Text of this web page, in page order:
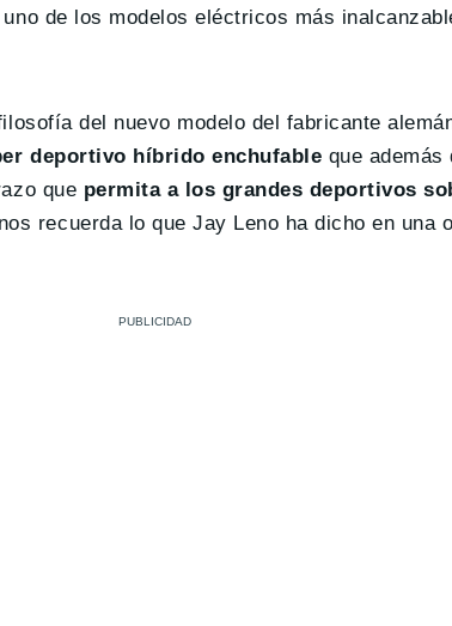
de los modelos eléctricos más
del nuevo modelo del fabricante
deportivo híbrido enchufable que además
que permita a los grandes deportivos
recuerda lo que Jay Leno ha dicho en una